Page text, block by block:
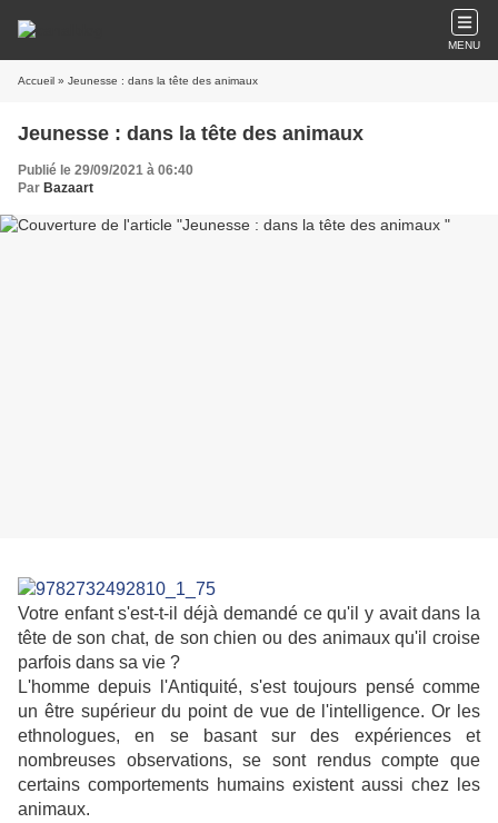
MENU
Accueil » Jeunesse : dans la tête des animaux
Jeunesse : dans la tête des animaux
Publié le 29/09/2021 à 06:40
Par Bazaart
Votre enfant s'est-t-il déjà demandé ce qu'il y avait dans la
tête de son chat, de son chien ou des animaux qu'il croise
parfois dans sa vie ?
L'homme depuis l'Antiquité, s'est toujours pensé comme
un être supérieur du point de vue de l'intelligence. Or les
ethnologues, en se basant sur des expériences et
nombreuses observations, se sont rendus compte que
certains comportements humains existent aussi chez les
animaux.